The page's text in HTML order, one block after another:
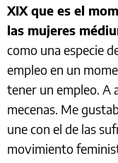
XIX que es el
las mujeres
como una especie
empleo en un
tener un empleo. A
mecenas. Me
une con el de las
movimiento